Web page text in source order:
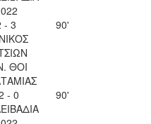
- 3
90'
ΘΟΙ
- 0
90'